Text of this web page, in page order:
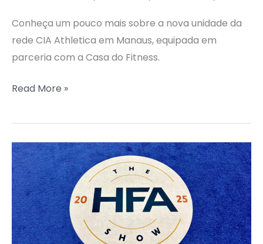
Conheça um pouco mais sobre a nova unidade da
rede CIA Athletica em Manaus, equipada em
parceria com a Casa do Fitness.
Read More »
FEIRAS
INTERNACIONAIS:
CONEXÃO
COM
TENDÊNCIAS
E